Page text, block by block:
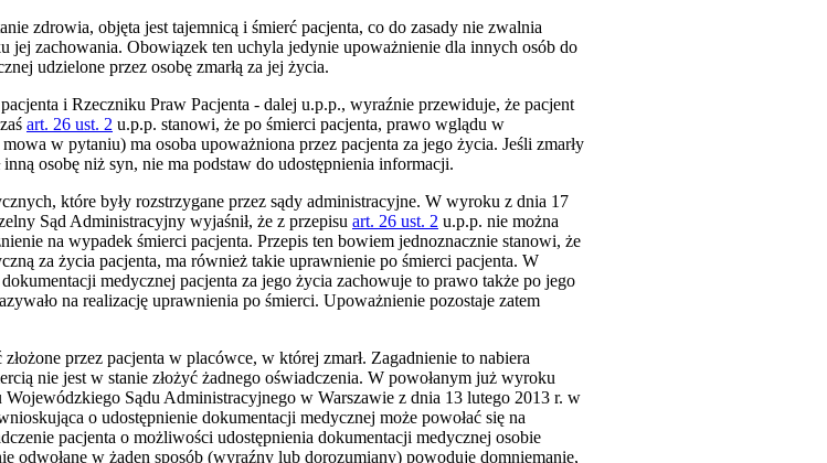
zdrowia, objęta jest tajemnicą i śmierć pacjenta, co do zasady nie zwalnia
jej zachowania. Obowiązek ten uchyla jedynie upoważnienie dla innych osób do
udzielone przez osobę zmarłą za jej życia.
i Rzeczniku Praw Pacjenta - dalej u.p.p., wyraźnie przewiduje, że pacjent
art. 26 ust. 2 u.p.p. stanowi, że po śmierci pacjenta, prawo wglądu w
w pytaniu) ma osoba upoważniona przez pacjenta za jego życia. Jeśli zmarły
osobę niż syn, nie ma podstaw do udostępnienia informacji.
które były rozstrzygane przez sądy administracyjne. W wyroku z dnia 17
Sąd Administracyjny wyjaśnił, że z przepisu art. 26 ust. 2 u.p.p. nie można
na wypadek śmierci pacjenta. Przepis ten bowiem jednoznacznie stanowi, że
za życia pacjenta, ma również takie uprawnienie po śmierci pacjenta. W
medycznej pacjenta za jego życia zachowuje to prawo także po jego
na realizację uprawnienia po śmierci. Upoważnienie pozostaje zatem
przez pacjenta w placówce, w której zmarł. Zagadnienie to nabiera
nie jest w stanie złożyć żadnego oświadczenia. W powołanym już wyroku
Sądu Administracyjnego w Warszawie z dnia 13 lutego 2013 r. w
o udostępnienie dokumentacji medycznej może powołać się na
pacjenta o możliwości udostępnienia dokumentacji medycznej osobie
odwołane w żaden sposób (wyraźny lub dorozumiany) powoduje domniemanie,